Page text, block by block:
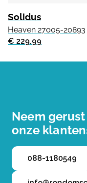
Solidus
Heaven 27005-20893
€ 229.99
Neem
onze
088-1180549